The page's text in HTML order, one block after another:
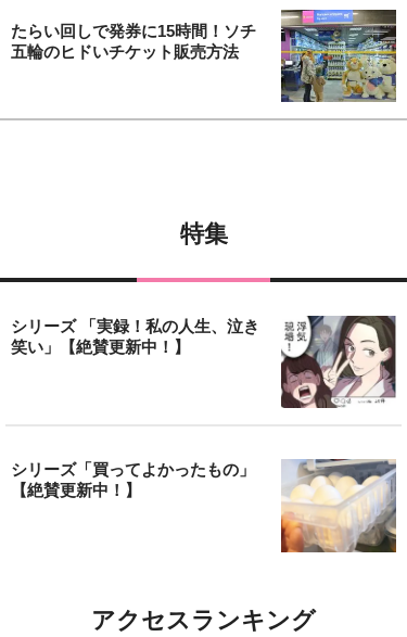
たらい回しで発券に15時間！ソチ
五輪のヒドいチケット販売方法
特集
シリーズ 「実録！私の人生、泣き
笑い」【絶賛更新中！】
シリーズ「買ってよかったもの」
【絶賛更新中！】
アクセスランキング